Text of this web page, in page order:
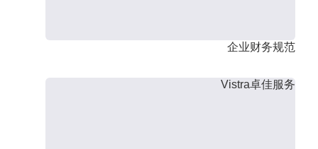
企业财务规范
Vistra卓佳服务